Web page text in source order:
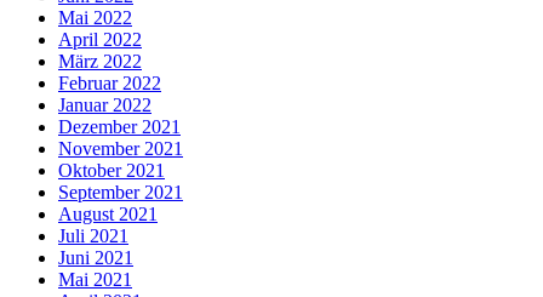
Mai 2022
April 2022
März 2022
Februar 2022
Januar 2022
Dezember 2021
November 2021
Oktober 2021
September 2021
August 2021
Juli 2021
Juni 2021
Mai 2021